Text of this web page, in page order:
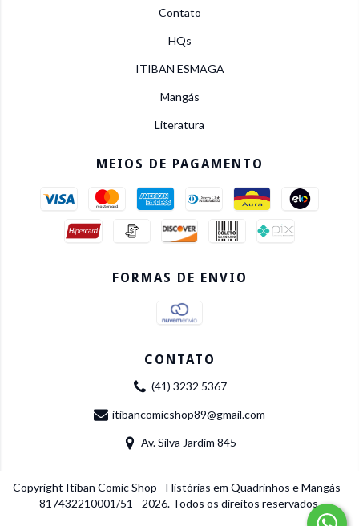
Contato
HQs
ITIBAN ESMAGA
Mangás
Literatura
MEIOS DE PAGAMENTO
FORMAS DE ENVIO
CONTATO
(41) 3232 5367
itibancomicshop89@gmail.com
Av. Silva Jardim 845
Copyright Itiban Comic Shop - Histórias em Quadrinhos e Mangás -
817432210001/51 - 2026. Todos os direitos reservados.